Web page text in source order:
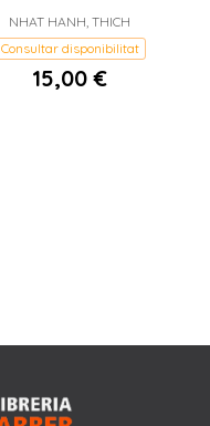
NHAT HANH, THICH
Consultar disponibilitat
15,00 €